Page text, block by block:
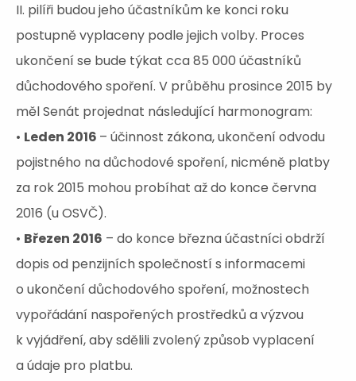
II. pilíři budou jeho účastníkům ke konci roku
postupně vyplaceny podle jejich volby. Proces
ukončení se bude týkat cca 85 000 účastníků
důchodového spoření. V průběhu prosince 2015 by
měl Senát projednat následující harmonogram:
• Leden 2016 – účinnost zákona, ukončení odvodu
pojistného na důchodové spoření, nicméně platby
za rok 2015 mohou probíhat až do konce června
2016 (u OSVČ).
• Březen 2016 – do konce března účastníci obdrží
dopis od penzijních společností s informacemi
o ukončení důchodového spoření, možnostech
vypořádání naspořených prostředků a výzvou
k vyjádření, aby sdělili zvolený způsob vyplacení
a údaje pro platbu.